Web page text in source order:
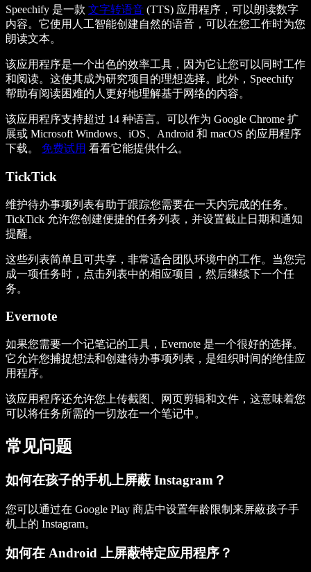
Speechify 是一款 文字转语音 (TTS) 应用程序，可以朗读数字
内容。它使用人工智能创建自然的语音，可以在您工作时为您
朗读文本。
该应用程序是一个出色的效率工具，因为它让您可以同时工作
和阅读。这使其成为研究项目的理想选择。此外，Speechify
帮助有阅读困难的人更好地理解基于网络的内容。
该应用程序支持超过 14 种语言。可以作为 Google Chrome 扩
展或 Microsoft Windows、iOS、Android 和 macOS 的应用程序
下载。 免费试用 看看它能提供什么。
TickTick
维护待办事项列表有助于跟踪您需要在一天内完成的任务。
TickTick 允许您创建便捷的任务列表，并设置截止日期和通知
提醒。
这些列表简单且可共享，非常适合团队环境中的工作。当您完
成一项任务时，点击列表中的相应项目，然后继续下一个任
务。
Evernote
如果您需要一个记笔记的工具，Evernote 是一个很好的选择。
它允许您捕捉想法和创建待办事项列表，是组织时间的绝佳应
用程序。
该应用程序还允许您上传截图、网页剪辑和文件，这意味着您
可以将任务所需的一切放在一个笔记中。
常见问题
如何在孩子的手机上屏蔽 Instagram？
您可以通过在 Google Play 商店中设置年龄限制来屏蔽孩子手
机上的 Instagram。
如何在 Android 上屏蔽特定应用程序？